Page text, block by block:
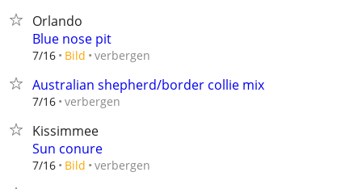
Orlando
Blue nose pit
7/16 Bild verbergen
Australian shepherd/border collie mix
7/16 verbergen
Kissimmee
Sun conure
7/16 Bild verbergen